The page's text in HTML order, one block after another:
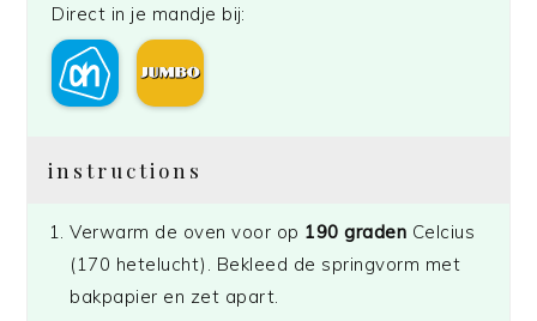
Direct in je mandje bij:
instructions
Verwarm de oven voor op 190 graden Celcius
(170 hetelucht). Bekleed de springvorm met
bakpapier en zet apart.